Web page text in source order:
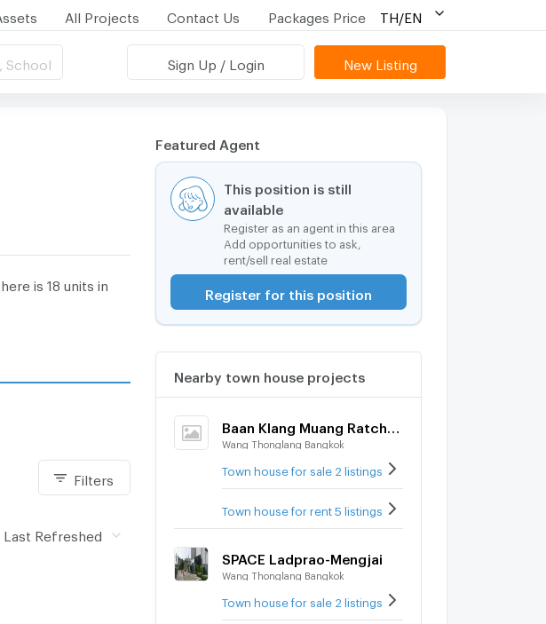
All Projects Contact Us Packages Price TH/EN
School Sign Up / Login New Listing
is 18 units in
Filters
Last Refreshed
Featured Agent
This position is still
available
Register as an agent in this area
Add opportunities to ask,
rent/sell real estate
Register for this position
Nearby town house projects
Wang Thonglang Bangkok
Town house for sale 2 listings
Town house for rent 5 listings
SPACE Ladprao-Mengjai
Wang Thonglang Bangkok
Town house for sale 2 listings